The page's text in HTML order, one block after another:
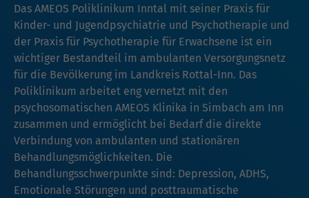
Das AMEOS Poliklinikum Inntal mit seiner Praxis für
Kinder- und Jugendpsychiatrie und Psychotherapie und
der Praxis für Psychotherapie für Erwachsene ist ein
wichtiger Bestandteil im ambulanten Versorgungsnetz
für die Bevölkerung im Landkreis Rottal-Inn. Das
Poliklinikum arbeitet eng vernetzt mit den
psychosomatischen AMEOS Klinika in Simbach am Inn
zusammen und ermöglicht bei Bedarf die direkte
Verbindung von ambulanten und stationären
Behandlungsmöglichkeiten. Die
Behandlungsschwerpunkte sind: Depression, ADHS,
Emotionale Störungen und posttraumatische